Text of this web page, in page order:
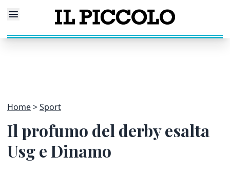
Home Sport
Il profumo del derby esalta
Usg e Dinamo